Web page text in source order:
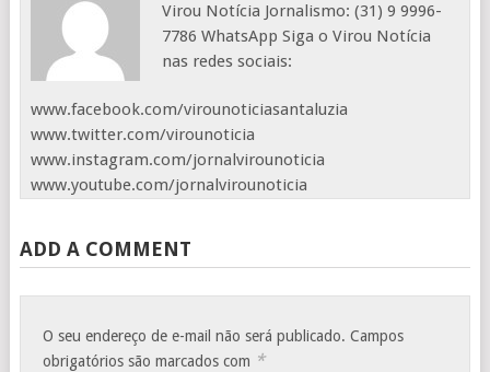
Virou Notícia Jornalismo: (31) 9 9996-
7786 WhatsApp Siga o Virou Notícia
nas redes sociais:
www.facebook.com/virounoticiasantaluzia
www.twitter.com/virounoticia
www.instagram.com/jornalvirounoticia
www.youtube.com/jornalvirounoticia
ADD A COMMENT
O seu endereço de e-mail não será publicado. Campos
obrigatórios são marcados com *